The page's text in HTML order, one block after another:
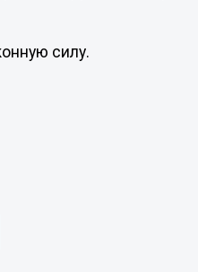
силу.